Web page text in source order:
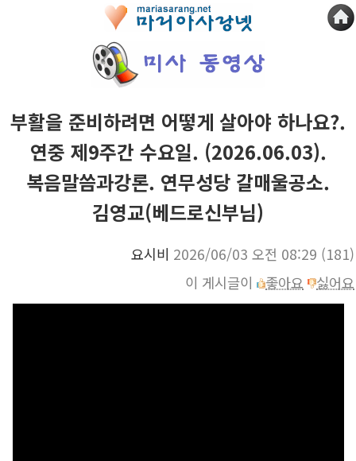
부활을 준비하려면 어떻게 살아야 하나요?.
연중 제9주간 수요일. (2026.06.03).
복음말씀과강론. 연무성당 갈매울공소.
김영교(베드로신부님)
요시비 2026/06/03 오전 08:29 (181)
이 게시글이
좋아요 싫어요